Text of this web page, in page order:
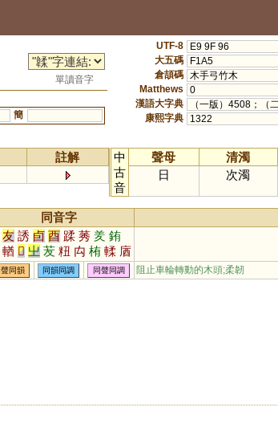
單讀音字
簡
UTF-8
E9 9F 96
大五碼
F1A5
倉頡碼
木手弓竹木
Matthews
0
漢語大字典
（一版）4508；（
康熙字典
1322
註解
中
古
音
聲母 清濁
日
次濁
同音字
友 誘 卣 酉 蹂 莠 羑 銪
輶 𠧴 㞢 苃 粈 禸 栯 輮 庮
槱
聲同韻 同韻同調 同聲同調 阻止車輪轉動的木頭;柔韌